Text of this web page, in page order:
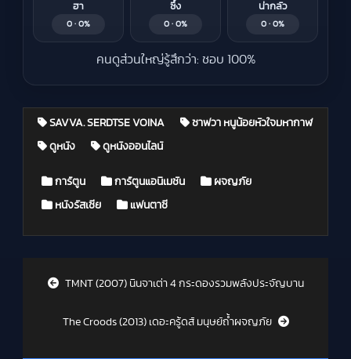
ฮา
0 · 0%
ซึ้ง
0 · 0%
น่ากลัว
0 · 0%
คนดูส่วนใหญ่รู้สึกว่า: ชอบ 100%
SAVVA. SERDTSE VOINA ซาฟวา หนูน้อยหัวใจมหากาฬ
ดูหนัง ดูหนังออนไลน์
Posted in
การ์ตูน การ์ตูนแอนิเมชัน ผจญภัย
หนังรัสเซีย แฟนตาซี
Post navigation
TMNT (2007) นินจาเต่า 4 กระดองรวมพลังประจัญบาน
The Croods (2013) เดอะครู้ดส์ มนุษย์ถ้ำผจญภัย